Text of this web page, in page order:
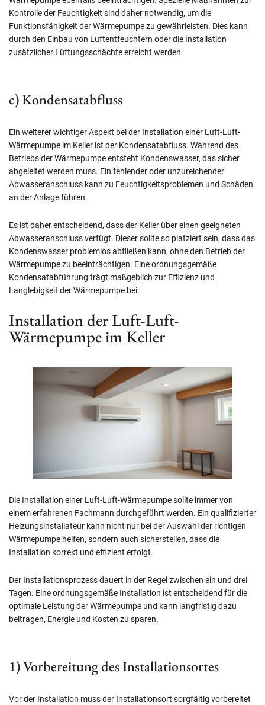
Kontrolle der Feuchtigkeit sind daher notwendig, um die
Funktionsfähigkeit der Wärmepumpe zu gewährleisten. Dies kann
durch den Einbau von Luftentfeuchtern oder die Installation
zusätzlicher Lüftungsschächte erreicht werden.
c) Kondensatabfluss
Ein weiterer wichtiger Aspekt bei der Installation einer Luft-Luft-
Wärmepumpe im Keller ist der Kondensatabfluss. Während des
Betriebs der Wärmepumpe entsteht Kondenswasser, das sicher
abgeleitet werden muss. Ein fehlender oder unzureichender
Abwasseranschluss kann zu Feuchtigkeitsproblemen und Schäden
an der Anlage führen.
Es ist daher entscheidend, dass der Keller über einen geeigneten
Abwasseranschluss verfügt. Dieser sollte so platziert sein, dass das
Kondenswasser problemlos abfließen kann, ohne den Betrieb der
Wärmepumpe zu beeinträchtigen. Eine ordnungsgemäße
Kondensatabführung trägt maßgeblich zur Effizienz und
Langlebigkeit der Wärmepumpe bei.
Installation der Luft-Luft-
Wärmepumpe im Keller
Die Installation einer Luft-Luft-Wärmepumpe sollte immer von
einem erfahrenen Fachmann durchgeführt werden. Ein qualifizierter
Heizungsinstallateur kann nicht nur bei der Auswahl der richtigen
Wärmepumpe helfen, sondern auch sicherstellen, dass die
Installation korrekt und effizient erfolgt.
Der Installationsprozess dauert in der Regel zwischen ein und drei
Tagen. Eine ordnungsgemäße Installation ist entscheidend für die
optimale Leistung der Wärmepumpe und kann langfristig dazu
beitragen, Energie und Kosten zu sparen.
1) Vorbereitung des Installationsortes
Vor der Installation muss der Installationsort sorgfältig vorbereitet